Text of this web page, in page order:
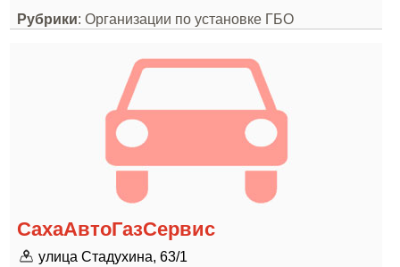
Рубрики: Организации по установке ГБО
СахаАвтоГазСервис
улица Стадухина, 63/1